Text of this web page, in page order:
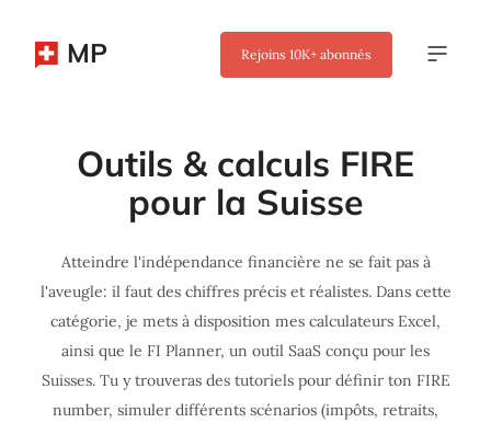
MP Rejoins 10K+ abonnés
Outils & calculs FIRE
pour la Suisse
Atteindre l'indépendance financière ne se fait pas à
l'aveugle: il faut des chiffres précis et réalistes. Dans cette
catégorie, je mets à disposition mes calculateurs Excel,
ainsi que le FI Planner, un outil SaaS conçu pour les
Suisses. Tu y trouveras des tutoriels pour définir ton FIRE
number, simuler différents scénarios (impôts, retraits,